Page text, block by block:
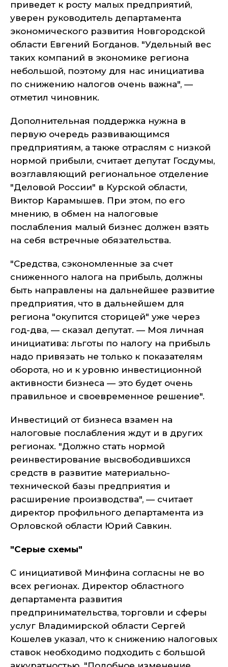
приведет к росту малых предприятий,
уверен руководитель департамента
экономического развития Новгородской
области Евгений Богданов. "Удельный вес
таких компаний в экономике региона
небольшой, поэтому для нас инициатива
по снижению налогов очень важна", —
отметил чиновник.
Дополнительная поддержка нужна в
первую очередь развивающимся
предприятиям, а также отраслям с низкой
нормой прибыли, считает депутат Госдумы,
возглавляющий региональное отделение
"Деловой России" в Курской области,
Виктор Карамышев. При этом, по его
мнению, в обмен на налоговые
послабления малый бизнес должен взять
на себя встречные обязательства.
"Средства, сэкономленные за счет
сниженного налога на прибыль, должны
быть направлены на дальнейшее развитие
предприятия, что в дальнейшем для
региона "окупится сторицей" уже через
год-два, — сказал депутат. — Моя личная
инициатива: льготы по налогу на прибыль
надо привязать не только к показателям
оборота, но и к уровню инвестиционной
активности бизнеса — это будет очень
правильное и своевременное решение".
Инвестиций от бизнеса взамен на
налоговые послабления ждут и в других
регионах. "Должно стать нормой
реинвестирование высвободившихся
средств в развитие материально-
технической базы предприятия и
расширение производства", — считает
директор профильного департамента из
Орловской области Юрий Савкин.
"Серые схемы"
С инициативой Минфина согласны не во
всех регионах. Директор областного
департамента развития
предпринимательства, торговли и сферы
услуг Владимирской области Сергей
Кошелев указал, что к снижению налоговых
ставок необходимо подходить с большой